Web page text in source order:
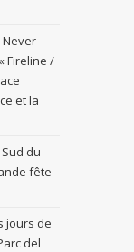
Never
Fireline /
et la
du
fête
jours de
del